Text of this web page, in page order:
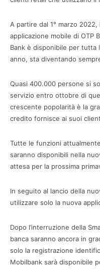
A partire dal 1° marzo
applicazione mobile di OTP
Bank è disponibile per tutta
anno, sta diventando
Quasi 400.000 persone si
servizio entro ottobre di
crescente popolarità è la
credito fornisce ai suoi
Tutte le funzioni
saranno disponibili nella
attesa per la prossima
In seguito al lancio della
utilizzare solo la nuova
Dopo l’interruzione della
banca saranno ancora in
solo la registrazione
Mobilbank sarà disponibile